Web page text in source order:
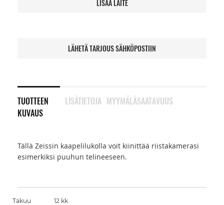
LISÄÄ LAITE
LÄHETÄ TARJOUS SÄHKÖPOSTIIN
TUOTTEEN
KUVAUS
Tällä Zeissin kaapelilukolla voit kiinittää riistakamerasi
esimerkiksi puuhun telineeseen.
LISÄTIETOJA MYYMÄLÄSAATAVUUS
Takuu
12 kk